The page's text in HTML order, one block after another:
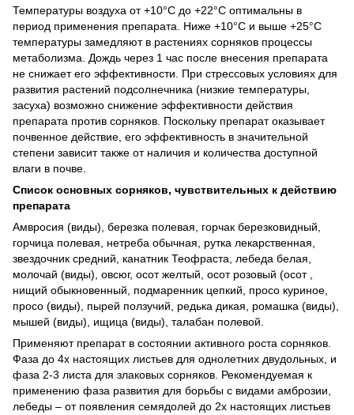
Температуры воздуха от +10°С до +22°С оптимальны в
период применения препарата. Ниже +10°С и выше +25°С
температуры замедляют в растениях сорняков процессы
метаболизма. Дождь через 1 час после внесения препарата
не снижает его эффективности. При стрессовых условиях для
развития растений подсолнечника (низкие температуры,
засуха) возможно снижение эффективности действия
препарата против сорняков. Поскольку препарат оказывает
почвенное действие, его эффективность в значительной
степени зависит также от наличия и количества доступной
влаги в почве.
Список основных сорняков, чувствительных к действию
препарата
Амвросия (виды), березка полевая, горчак березковидный,
горчица полевая, нетреба обычная, рутка лекарственная,
звездочник средний, канатник Теофраста, лебеда белая,
молочай (виды), овсюг, осот желтый, осот розовый (осот ,
нищий обыкновенный, подмаренник цепкий, просо куриное,
просо (виды), пырей ползучий, редька дикая, ромашка (виды),
мышей (виды), ищица (виды), талабан полевой.
Применяют препарат в состоянии активного роста сорняков.
Фаза до 4х настоящих листьев для однолетних двудольных, и
фаза 2-3 листа для злаковых сорняков. Рекомендуемая к
применению фаза развития для борьбы с видами амброзии,
лебеды – от появления семядолей до 2х настоящих листьев